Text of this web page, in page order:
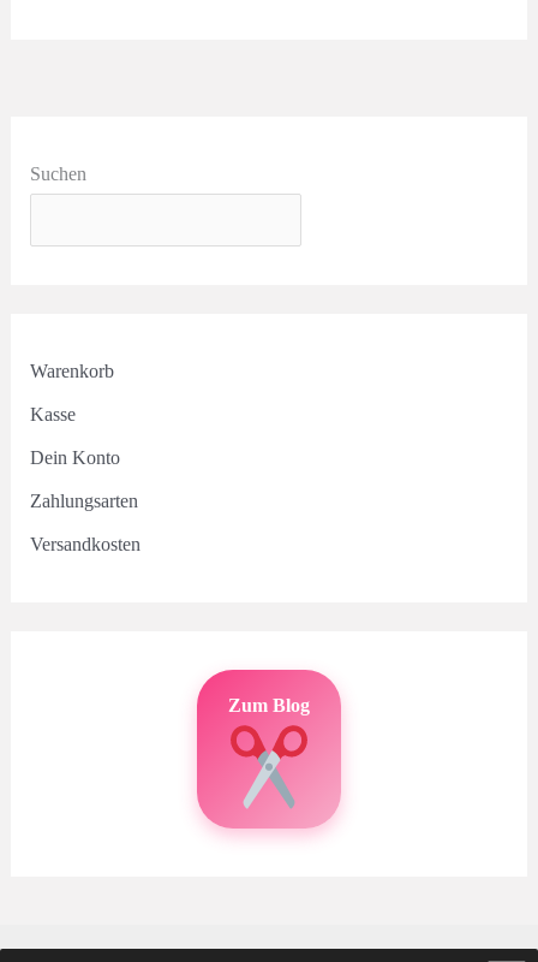
Suchen
Warenkorb
Kasse
Dein Konto
Zahlungsarten
Versandkosten
Zum Blog